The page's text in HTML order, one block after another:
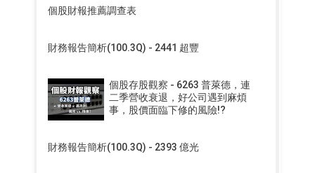
個股財報推薦調查表
財務報告簡析(100.3Q) - 2441 超豐
個股存股觀察 - 6263 普萊德，連
二季營收衰退，好公司遇到麻煩
事，股價面臨下修的風險!?
財務報告簡析(100.3Q) - 2393 億光